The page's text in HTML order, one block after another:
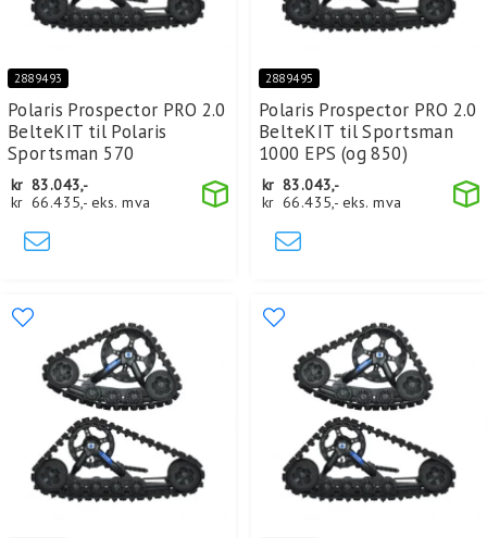
2889493
Polaris Prospector PRO 2.0
BelteKIT til Polaris
Sportsman 570
kr 83.043,-
kr 66.435,- eks. mva
2889495
Polaris Prospector PRO 2.0
BelteKIT til Sportsman
1000 EPS (og 850)
kr 83.043,-
kr 66.435,- eks. mva